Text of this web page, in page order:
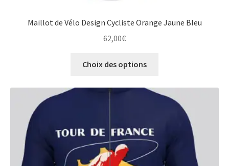
Maillot de Vélo Design Cycliste Orange Jaune Bleu
62,00€
Choix des options
plusieurs
variations.
peuvent
être